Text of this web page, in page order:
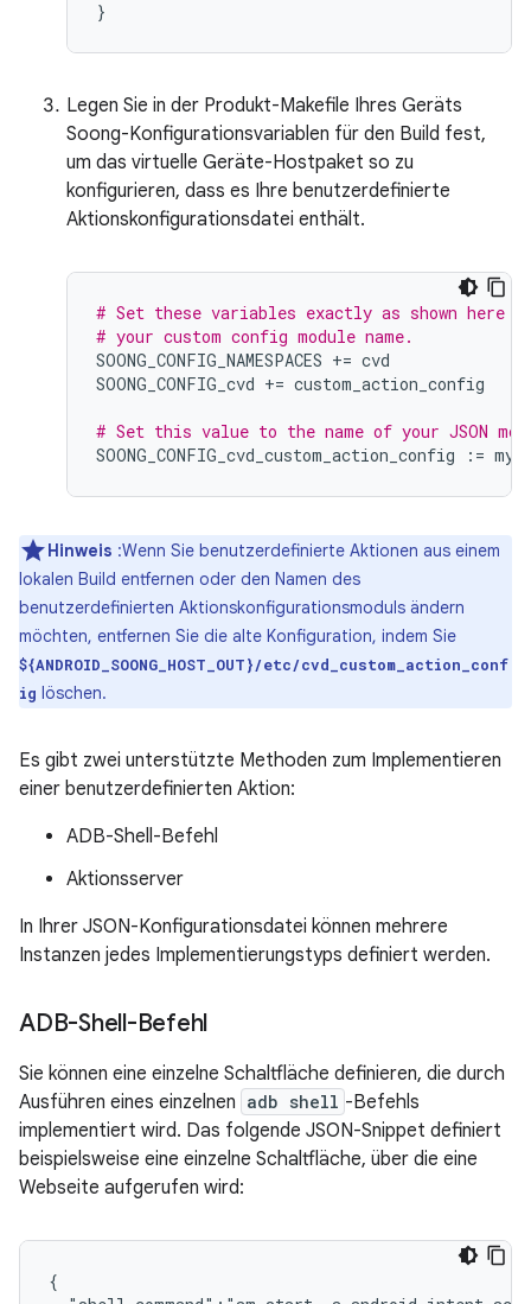
Legen Sie in der Produkt-Makefile Ihres Geräts
Soong-Konfigurationsvariablen für den Build fest,
um das virtuelle Geräte-Hostpaket so zu
konfigurieren, dass es Ihre benutzerdefinierte
Aktionskonfigurationsdatei enthält.
# Set these variables exactly as shown here
# your custom config module name.
SOONG_CONFIG_NAMESPACES += cvd
SOONG_CONFIG_cvd += custom_action_config
# Set this value to the name of your JSON
SOONG_CONFIG_cvd_custom_action_config
: =
Hinweis :Wenn Sie benutzerdefinierte Aktionen aus einem
lokalen Build entfernen oder den Namen des
benutzerdefinierten Aktionskonfigurationsmoduls ändern
möchten, entfernen Sie die alte Konfiguration, indem Sie
${ANDROID_SOONG_HOST_OUT}/etc/cvd_custom_action_conf
ig löschen.
Es gibt zwei unterstützte Methoden zum Implementieren
einer benutzerdefinierten Aktion:
ADB-Shell-Befehl
Aktionsserver
In Ihrer JSON-Konfigurationsdatei können mehrere
Instanzen jedes Implementierungstyps definiert werden.
ADB-Shell-Befehl
Sie können eine einzelne Schaltfläche definieren, die durch
Ausführen eines einzelnen adb shell -Befehls
implementiert wird. Das folgende JSON-Snippet definiert
beispielsweise eine einzelne Schaltfläche, über die eine
Webseite aufgerufen wird:
{